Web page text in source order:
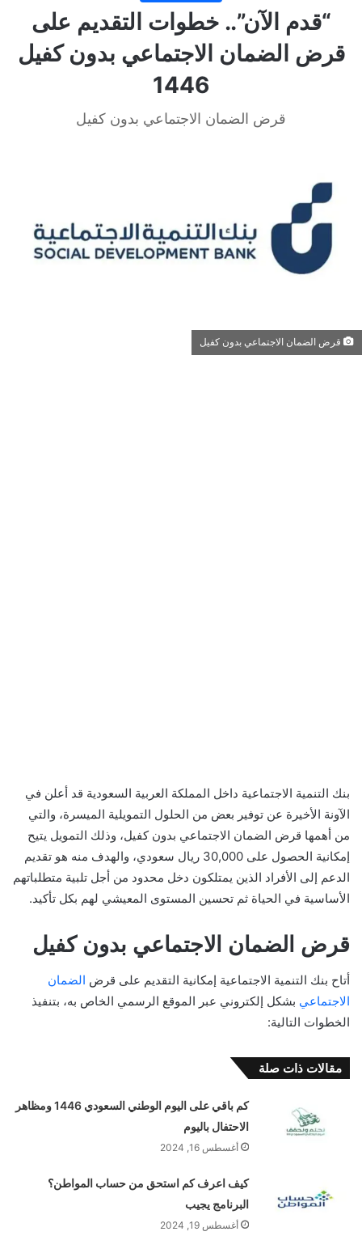
“قدم الآن”.. خطوات التقديم على
قرض الضمان الاجتماعي بدون كفيل
1446
قرض الضمان الاجتماعي بدون كفيل
قرض الضمان الاجتماعي بدون كفيل
بنك التنمية الاجتماعية داخل المملكة العربية السعودية قد أعلن في
الآونة الأخيرة عن توفير بعض من الحلول التمويلية الميسرة، والتي
من أهمها قرض الضمان الاجتماعي بدون كفيل، وذلك التمويل يتيح
إمكانية الحصول على 30,000 ريال سعودي، والهدف منه هو تقديم
الدعم إلى الأفراد الذين يمتلكون دخل محدود من أجل تلبية متطلباتهم
الأساسية في الحياة ثم تحسين المستوى المعيشي لهم بكل تأكيد.
قرض الضمان الاجتماعي بدون كفيل
أتاح بنك التنمية الاجتماعية إمكانية التقديم على قرض الضمان
الاجتماعي بشكل إلكتروني عبر الموقع الرسمي الخاص به، بتنفيذ
الخطوات التالية:
مقالات ذات صلة
كم باقي على اليوم الوطني السعودي 1446 ومظاهر
الاحتفال باليوم
أغسطس 16, 2024
كيف اعرف كم استحق من حساب المواطن؟
البرنامج يجيب
أغسطس 19, 2024